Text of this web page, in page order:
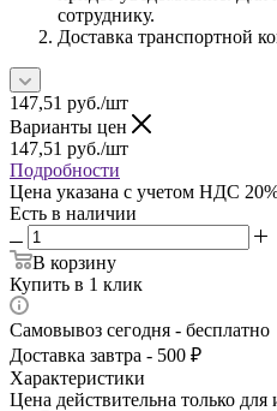
сотруднику.
Доставка транспортной
147,51 руб./шт
Варианты цен
147,51 руб./шт
Подробности
Цена указана с учетом НДС
Есть в наличии
В корзину
Купить в 1 клик
Самовывоз сегодня - бесплатно
Доставка завтра - 500 ₽
Характеристики
Цена действительна только для